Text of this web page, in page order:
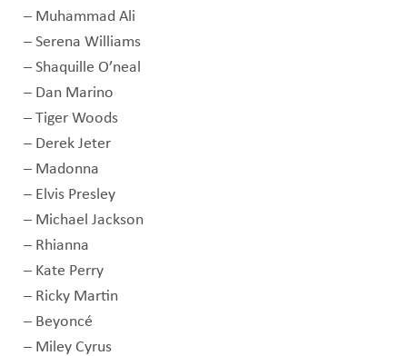
– Muhammad Ali
– Serena Williams
– Shaquille O’neal
– Dan Marino
– Tiger Woods
– Derek Jeter
– Madonna
– Elvis Presley
– Michael Jackson
– Rhianna
– Kate Perry
– Ricky Martin
– Beyoncé
– Miley Cyrus